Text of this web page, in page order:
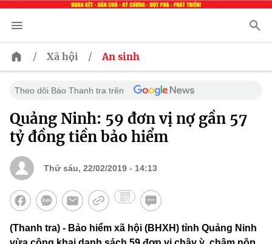
/ Xã hội / An sinh
Theo dõi Báo Thanh tra trên
Quảng Ninh: 59 đơn vị nợ gần 57
tỷ đồng tiền bảo hiểm
Thứ sáu, 22/02/2019 - 14:13
(Thanh tra) - Bảo hiểm xã hội (BHXH) tỉnh Quảng Ninh